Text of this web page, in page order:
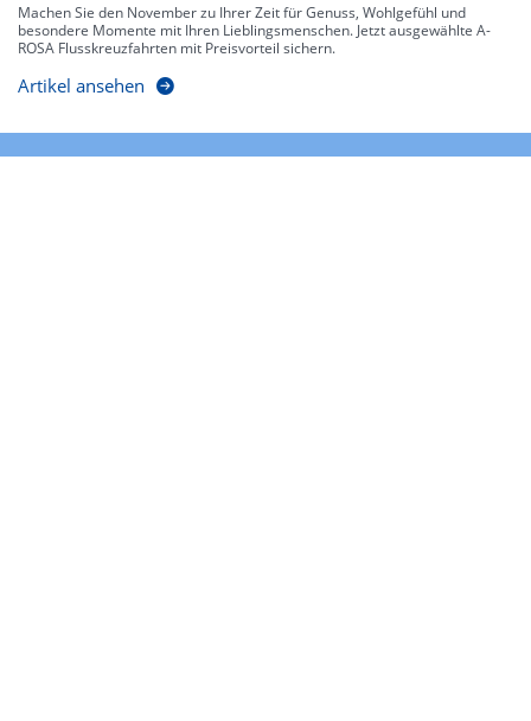
Machen Sie den November zu Ihrer Zeit für Genuss, Wohlgefühl und
besondere Momente mit Ihren Lieblingsmenschen. Jetzt ausgewählte A-
ROSA Flusskreuzfahrten mit Preisvorteil sichern.
Artikel ansehen